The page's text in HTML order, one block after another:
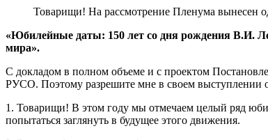
Товарищи! На рассмотрение Пленума вынесен
«Юбилейные даты: 150 лет со дня рождения В.И.
мира».
С докладом в полном объеме и с проектом
РУСО. Поэтому разрешите мне в своем выступлении
1. Товарищи! В этом году мы отмечаем целый ряд
попытаться заглянуть в будущее этого движения.